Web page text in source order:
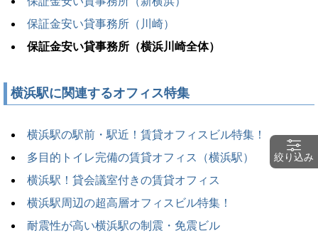
保証金安い貸事務所（川崎）
保証金安い貸事務所（横浜川崎全体）
横浜駅に関連するオフィス特集
横浜駅の駅前・駅近！賃貸オフィスビル特集！
多目的トイレ完備の賃貸オフィス（横浜駅）
横浜駅！貸会議室付きの賃貸オフィス
横浜駅周辺の超高層オフィスビル特集！
耐震性が高い横浜駅の制震・免震ビル
絞り込み